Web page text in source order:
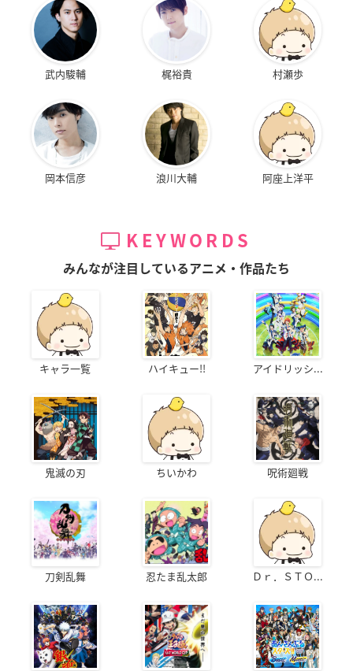
武内駿輔 梶裕貴 村瀬歩
岡本信彦 浪川大輔 阿座上洋平
KEYWORDS
みんなが注目しているアニメ・作品たち
キャラ一覧 ハイキュー!! アイドリッシ...
鬼滅の刃 ちいかわ 呪術廻戦
刀剣乱舞 忍たま乱太郎 Ｄｒ．ＳＴＯ...